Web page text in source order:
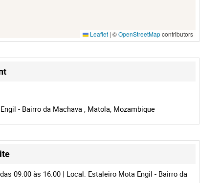
Leaflet | ©OpenStreetMapcontributors
- Bairro da Machava , Matola, Mozambique
09:00 às 16:00 | Local: Estaleiro Mota Engil - Bairro da